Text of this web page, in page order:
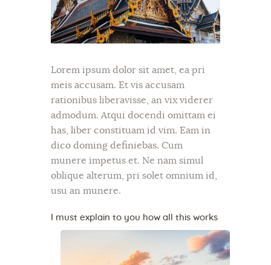
Lorem ipsum dolor sit amet, ea pri
meis accusam. Et vis accusam
rationibus liberavisse, an vix viderer
admodum. Atqui docendi omittam ei
has, liber constituam id vim. Eam in
dico doming definiebas. Cum
munere impetus et. Ne nam simul
oblique alterum, pri solet omnium id,
usu an munere.
I must explain to you how all this works